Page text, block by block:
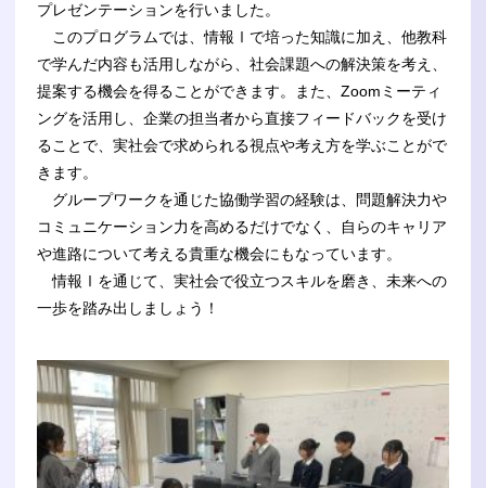
プレゼンテーションを行いました。
このプログラムでは、情報Ⅰで培った知識に加え、他教科
で学んだ内容も活用しながら、社会課題への解決策を考え、
提案する機会を得ることができます。また、Zoomミーティ
ングを活用し、企業の担当者から直接フィードバックを受け
ることで、実社会で求められる視点や考え方を学ぶことがで
きます。
グループワークを通じた協働学習の経験は、問題解決力や
コミュニケーション力を高めるだけでなく、自らのキャリア
や進路について考える貴重な機会にもなっています。
情報Ⅰを通じて、実社会で役立つスキルを磨き、未来への
一歩を踏み出しましょう！